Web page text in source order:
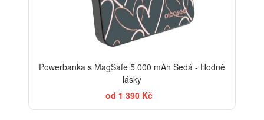
Powerbanka s MagSafe 5 000 mAh Šedá - Hodně
lásky
od 1 390 Kč